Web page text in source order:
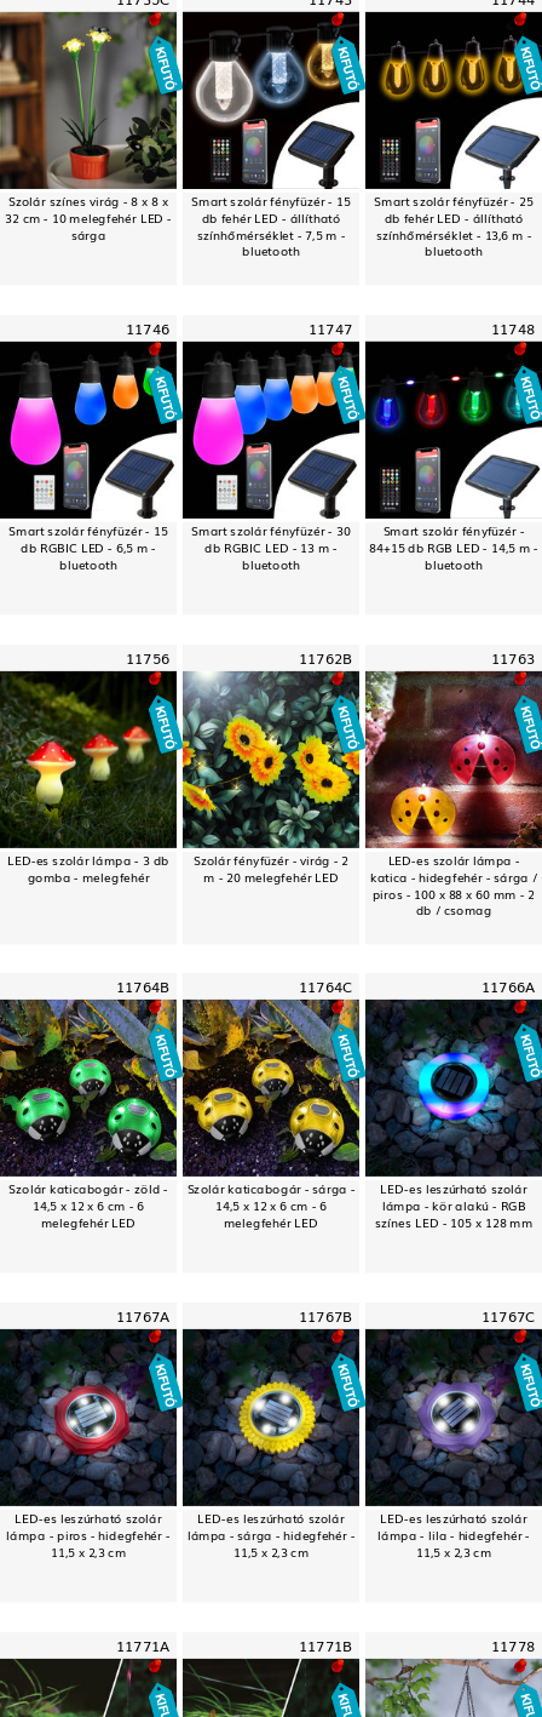
Szolár színes virág - 8 x 8 x
32 cm - 10 melegfehér LED -
sárga
Smart szolár fényfüzér - 15
db fehér LED - állítható
színhőmérséklet - 7,5 m -
bluetooth
Smart szolár fényfüzér - 25
db fehér LED - állítható
színhőmérséklet - 13,6 m -
bluetooth
11746
Smart szolár fényfüzér - 15
db RGBIC LED - 6,5 m -
bluetooth
11747
Smart szolár fényfüzér - 30
db RGBIC LED - 13 m -
bluetooth
11748
Smart szolár fényfüzér -
84+15 db RGB LED - 14,5 m -
bluetooth
11756
LED-es szolár lámpa - 3 db
gomba - melegfehér
11762B
Szolár fényfüzér - virág - 2
m - 20 melegfehér LED
11763
LED-es szolár lámpa -
katica - hidegfehér - sárga /
piros - 100 x 88 x 60 mm - 2
db / csomag
11764B
Szolár katicabogár - zöld -
14,5 x 12 x 6 cm - 6
melegfehér LED
11764C
Szolár katicabogár - sárga -
14,5 x 12 x 6 cm - 6
melegfehér LED
11766A
LED-es leszúrható szolár
lámpa - kör alakú - RGB
színes LED - 105 x 128 mm
11767A
LED-es leszúrható szolár
lámpa - piros - hidegfehér -
11,5 x 2,3 cm
11767B
LED-es leszúrható szolár
lámpa - sárga - hidegfehér -
11,5 x 2,3 cm
11767C
LED-es leszúrható szolár
lámpa - lila - hidegfehér -
11,5 x 2,3 cm
11771A 11771B 11778